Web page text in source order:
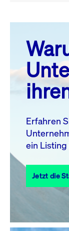
August
MO. DI.
3
4
10 11
17
18
31
Erfahren
ein
Jetzt die